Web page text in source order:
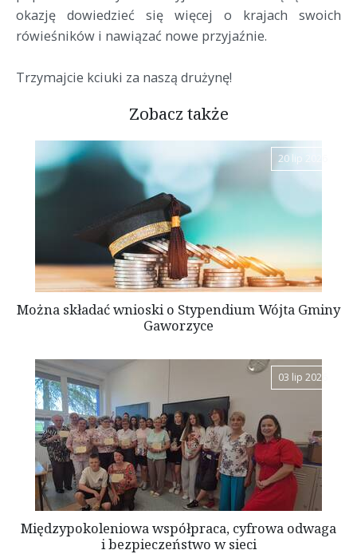
okazję dowiedzieć się więcej o krajach swoich
rówieśników i nawiązać nowe przyjaźnie.
Trzymajcie kciuki za naszą drużynę!
Zobacz także
20 lip 2026
Można składać wnioski o Stypendium Wójta Gminy
Gaworzyce
03 lip 2026
Międzypokoleniowa współpraca, cyfrowa odwaga
i bezpieczeństwo w sieci